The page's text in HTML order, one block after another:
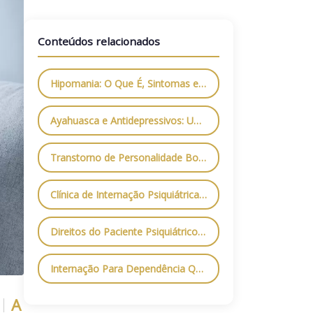
A
Conteúdos relacionados
Hipomania: O Que É, Sintomas e Como Tratar com Segurança
Ayahuasca e Antidepressivos: Uma Combinação Perigosa
Transtorno de Personalidade Borderline: O Que É, Principais Sintomas e Como Tratar
Clínica de Internação Psiquiátrica em São Paulo: Tudo o Que Você Precisa Saber
Direitos do Paciente Psiquiátrico: O Que a Lei Garante e Como Exigir Respeito
Internação Para Dependência Química: Como Funciona e Quais os Benefícios?